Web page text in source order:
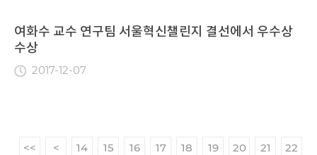
여화수 교수 연구팀 서울혁신챌린지 결선에서 우수상
수상
2017-12-07
<< < 14 15 16 17 18 19 20 21 22